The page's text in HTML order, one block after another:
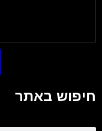
חיפוש באתר